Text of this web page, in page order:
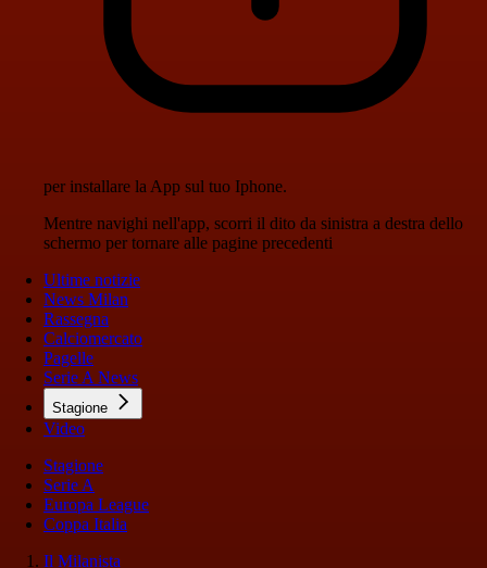
per installare la App sul tuo Iphone.
Mentre navighi nell'app, scorri il dito da sinistra a destra dello
schermo per tornare alle pagine precedenti
Ultime notizie
News Milan
Rassegna
Calciomercato
Pagelle
Serie A News
Stagione
Video
Stagione
Serie A
Europa League
Coppa Italia
Il Milanista